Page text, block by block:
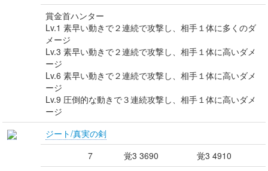
賞金首ハンター
Lv.1 素早い動きで２連続で攻撃し、相手１体に多くのダ
メージ
Lv.3 素早い動きで２連続で攻撃し、相手１体に高いダメ
ージ
Lv.6 素早い動きで２連続で攻撃し、相手１体に高いダメ
ージ
Lv.9 圧倒的な動きで３連続攻撃し、相手１体に高いダメ
ージ
ジート/真実の剣
7
覚3 3690
覚3 4910